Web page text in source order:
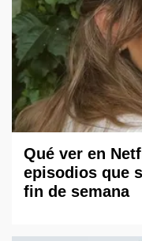
Qué ver en
episodios que
fin de semana